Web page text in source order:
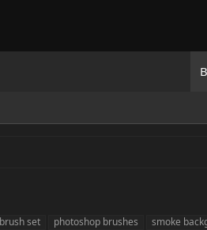
set photoshop brushes smoke